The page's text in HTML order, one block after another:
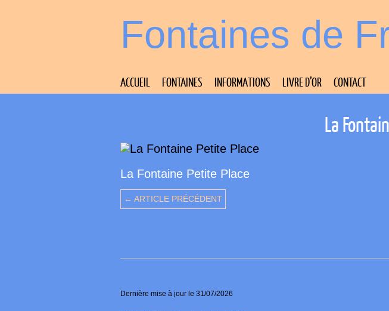
Fontaines de
ACCUEIL FONTAINES INFORMATIONS LIVRE D’OR CONTACT
La
La Fontaine Petite Place
← ARTICLE PRÉCÉDENT
Dernière mise à jour le 31/07/2026